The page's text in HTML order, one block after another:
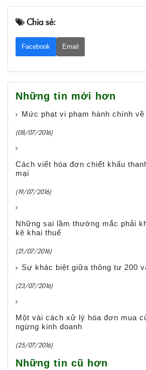
Chia sẻ:
Facebook Email
Những tin mới hơn
Mức phạt vi phạm hành chính về
(08/07/2016)
Cách viết hóa đơn chiết khấu
mại
(19/07/2016)
Những sai lầm thường mắc phải
kê khai thuế
(21/07/2016)
Sự khác biệt giữa thông tư 200
(23/07/2016)
Một vài cách xử lý hóa đơn mua
ngừng kinh doanh
(25/07/2016)
Những tin cũ hơn